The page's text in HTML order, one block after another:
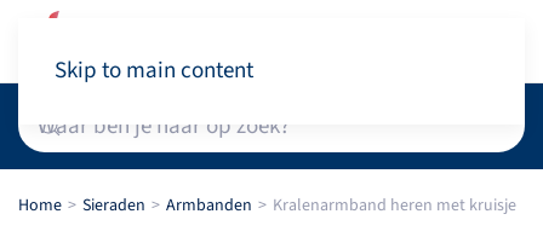
Skip to main content
Home Sieraden Armbanden Kralenarmband heren met kruisje